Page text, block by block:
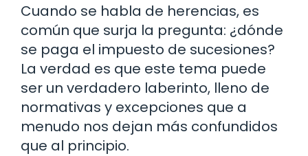
Cuando se habla de herencias, es
común que surja la pregunta: ¿dónde
se paga el impuesto de sucesiones?
La verdad es que este tema puede
ser un verdadero laberinto, lleno de
normativas y excepciones que a
menudo nos dejan más confundidos
que al principio.